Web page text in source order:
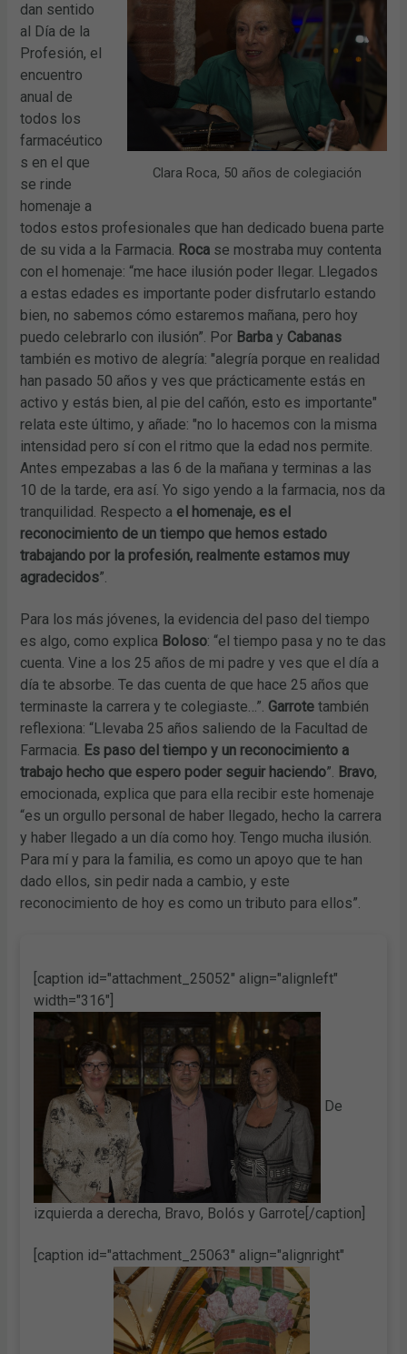
Clara Roca, 50 años de colegiación
dan sentido
al Día de la
Profesión, el
encuentro
anual de
todos los
farmacéutico
s en el que
se rinde
homenaje a
todos estos profesionales que han dedicado buena parte
de su vida a la Farmacia. Roca se mostraba muy contenta
con el homenaje: “me hace ilusión poder llegar. Llegados
a estas edades es importante poder disfrutarlo estando
bien, no sabemos cómo estaremos mañana, pero hoy
puedo celebrarlo con ilusión”. Por Barba y Cabanas
también es motivo de alegría: "alegría porque en realidad
han pasado 50 años y ves que prácticamente estás en
activo y estás bien, al pie del cañón, esto es importante"
relata este último, y añade: "no lo hacemos con la misma
intensidad pero sí con el ritmo que la edad nos permite.
Antes empezabas a las 6 de la mañana y terminas a las
10 de la tarde, era así. Yo sigo yendo a la farmacia, nos da
tranquilidad. Respecto a el homenaje, es el
reconocimiento de un tiempo que hemos estado
trabajando por la profesión, realmente estamos muy
agradecidos”.
Para los más jóvenes, la evidencia del paso del tiempo
es algo, como explica Boloso: “el tiempo pasa y no te das
cuenta. Vine a los 25 años de mi padre y ves que el día a
día te absorbe. Te das cuenta de que hace 25 años que
terminaste la carrera y te colegiaste…”. Garrote también
reflexiona: “Llevaba 25 años saliendo de la Facultad de
Farmacia. Es paso del tiempo y un reconocimiento a
trabajo hecho que espero poder seguir haciendo”. Bravo,
emocionada, explica que para ella recibir este homenaje
“es un orgullo personal de haber llegado, hecho la carrera
y haber llegado a un día como hoy. Tengo mucha ilusión.
Para mí y para la familia, es como un apoyo que te han
dado ellos, sin pedir nada a cambio, y este
reconocimiento de hoy es como un tributo para ellos”.
[caption id="attachment_25052" align="alignleft"
width="316"]
De
izquierda a derecha, Bravo, Bolós y Garrote[/caption]
[caption id="attachment_25063" align="alignright"